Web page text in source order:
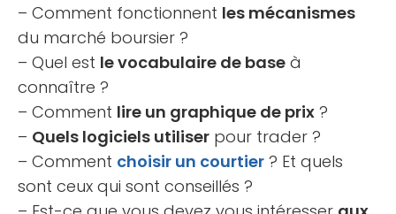
– Comment fonctionnent les mécanismes
du marché boursier ?
– Quel est le vocabulaire de base à
connaître ?
– Comment lire un graphique de prix ?
– Quels logiciels utiliser pour trader ?
– Comment choisir un courtier ? Et quels
sont ceux qui sont conseillés ?